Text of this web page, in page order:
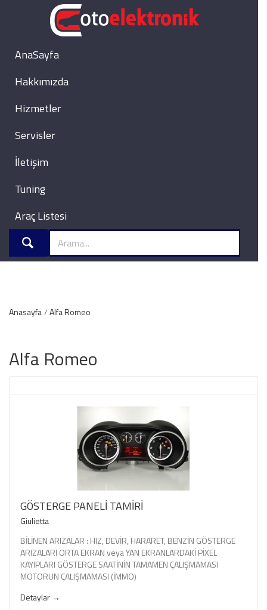
AnaSayfa
Hakkımızda
Hizmetler
Servisler
İletişim
Tuning
Araç Listesi
Anasayfa Alfa Romeo
Alfa Romeo
GÖSTERGE PANELİ TAMİRİ
Giulietta
BİLİNEN ARIZALAR : HIZ, DEVİR, HARARET, BENZİN GÖSTERGE
ARIZALARI ORTA EKRAN veya YAN EKRANLARDAKİ PİXEL
KAYIPLARI GÖSTERGE SAATİNİN TAMAMEN ÇALIŞMAMASI
MOTORUN ÇALIŞMAMASI (İMMO)
Detaylar →